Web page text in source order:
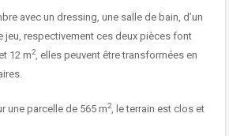
avec un dressing, une salle de bain, d’un
jeu, respectivement ces deux pièces font
12 m2, elles peuvent être transformées en
une parcelle de 565 m2, le terrain est clos et